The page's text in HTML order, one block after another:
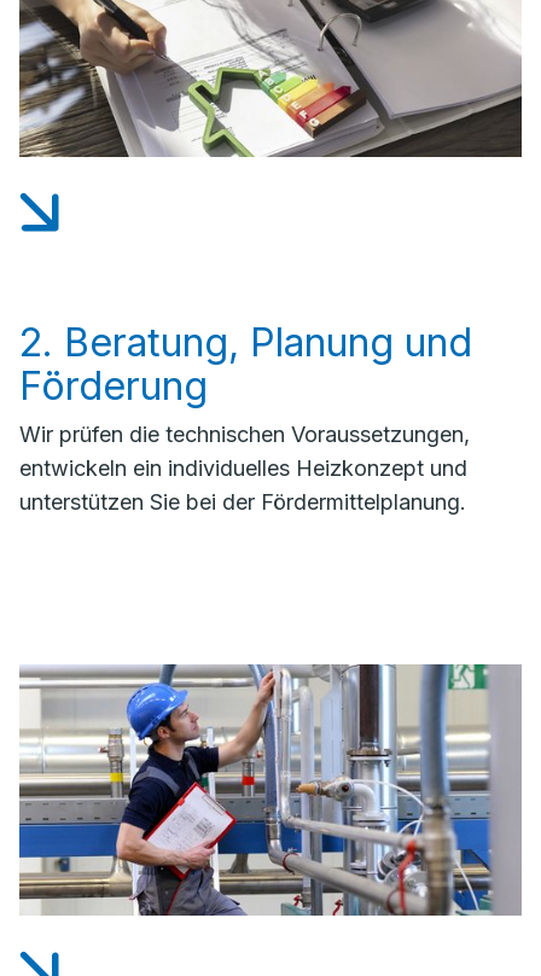
2. Beratung, Planung und
Förderung
Wir prüfen die technischen Voraussetzungen,
entwickeln ein individuelles Heizkonzept und
unterstützen Sie bei der Fördermittelplanung.